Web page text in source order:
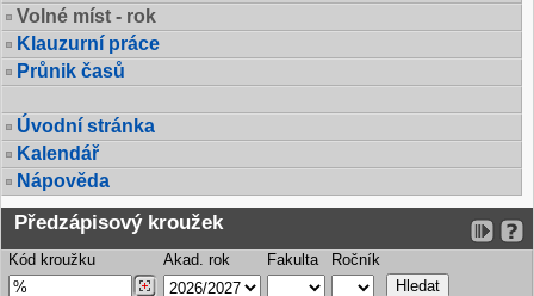
Volné míst - rok
Klauzurní práce
Průnik časů
Úvodní stránka
Kalendář
Nápověda
Předzápisový kroužek
Kód kroužku Akad. rok Fakulta Ročník